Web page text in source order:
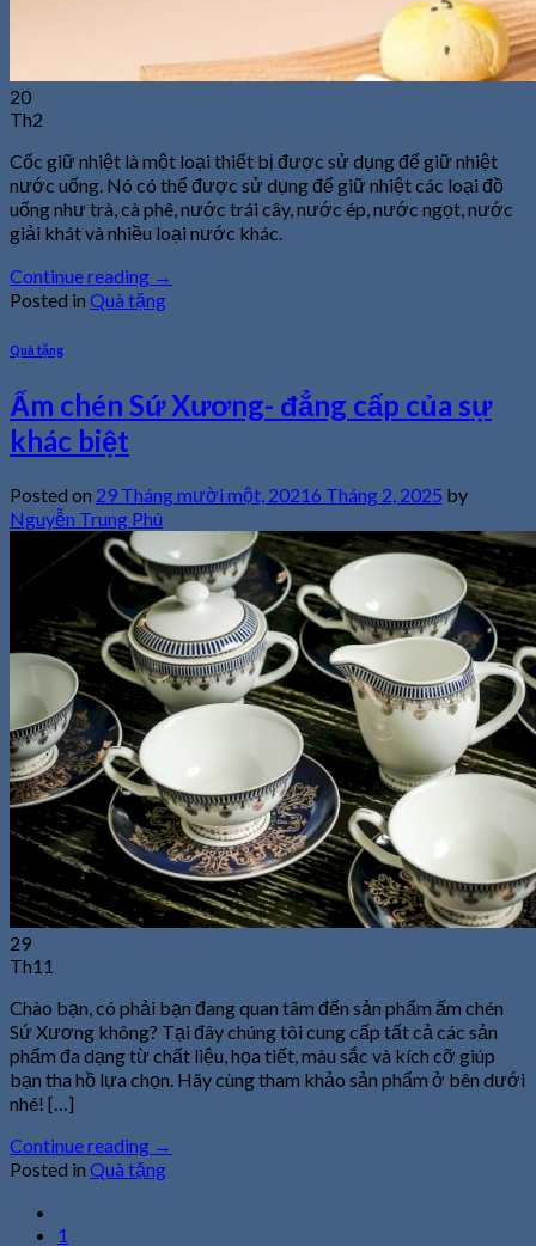
20
Th2
Cốc giữ nhiệt là một loại thiết bị được sử dụng để giữ nhiệt
nước uống. Nó có thể được sử dụng để giữ nhiệt các loại đồ
uống như trà, cà phê, nước trái cây, nước ép, nước ngọt, nước
giải khát và nhiều loại nước khác.
Continue reading →
Posted in Quà tặng
Quà tặng
Ấm chén Sứ Xương- đẳng cấp của sự
khác biệt
Posted on 29 Tháng mười một, 20216 Tháng 2, 2025 by
Nguyễn Trung Phú
29
Th11
Chào bạn, có phải bạn đang quan tâm đến sản phẩm ấm chén
Sứ Xương không? Tại đây chúng tôi cung cấp tất cả các sản
phẩm đa dạng từ chất liệu, họa tiết, màu sắc và kích cỡ giúp
bạn tha hồ lựa chọn. Hãy cùng tham khảo sản phẩm ở bên dưới
nhé! […]
Continue reading →
Posted in Quà tặng
1